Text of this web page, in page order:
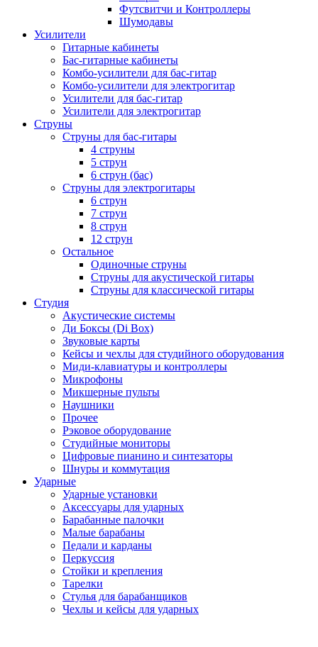
Футсвитчи и Контроллеры
Шумодавы
Усилители
Гитарные кабинеты
Бас-гитарные кабинеты
Комбо-усилители для бас-гитар
Комбо-усилители для электрогитар
Усилители для бас-гитар
Усилители для электрогитар
Струны
Струны для бас-гитары
4 струны
5 струн
6 струн (бас)
Струны для электрогитары
6 струн
7 струн
8 струн
12 струн
Остальное
Одиночные струны
Струны для акустической гитары
Струны для классической гитары
Студия
Акустические системы
Ди Боксы (Di Box)
Звуковые карты
Кейсы и чехлы для студийного оборудования
Миди-клавиатуры и контроллеры
Микрофоны
Микшерные пульты
Наушники
Прочее
Рэковое оборудование
Студийные мониторы
Цифровые пианино и синтезаторы
Шнуры и коммутация
Ударные
Ударные установки
Аксессуары для ударных
Барабанные палочки
Малые барабаны
Педали и карданы
Перкуссия
Стойки и крепления
Тарелки
Стулья для барабанщиков
Чехлы и кейсы для ударных